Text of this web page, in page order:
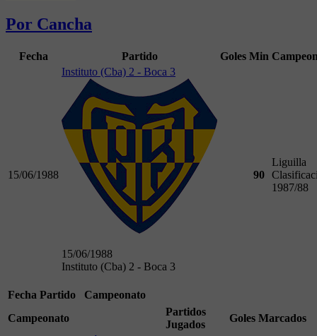
Por Cancha
Fecha Partido Goles Min
15/06/1988
Instituto (Cba) 2 - Boca 3
15/06/1988
Instituto (Cba) 2 - Boca 3
90
Liguilla
1987/88
Fecha Partido
Campeonato
Campeonato
Partidos
Jugados
Goles Marcados